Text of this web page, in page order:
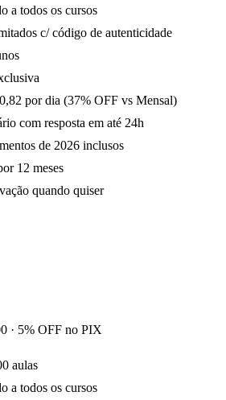
a todos os cursos
c/ código de autenticidade
por dia (37% OFF vs Mensal)
com resposta em até 24h
de 2026 inclusos
12 meses
quando quiser
· 5% OFF no PIX
aulas
a todos os cursos